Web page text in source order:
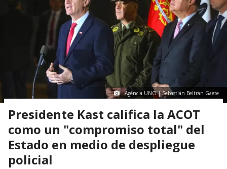
Agencia UNO | Sebastián Beltrán Gaete
Presidente Kast califica la ACOT
como un "compromiso total" del
Estado en medio de despliegue
policial